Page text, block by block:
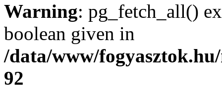
Warning: pg_fetch_all()
boolean given in
/data/www/
92